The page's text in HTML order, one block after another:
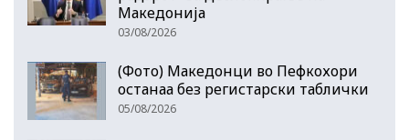
Македонија
03/08/2026
(Фото) Македонци во Пефкохори
останаа без регистарски таблички
05/08/2026